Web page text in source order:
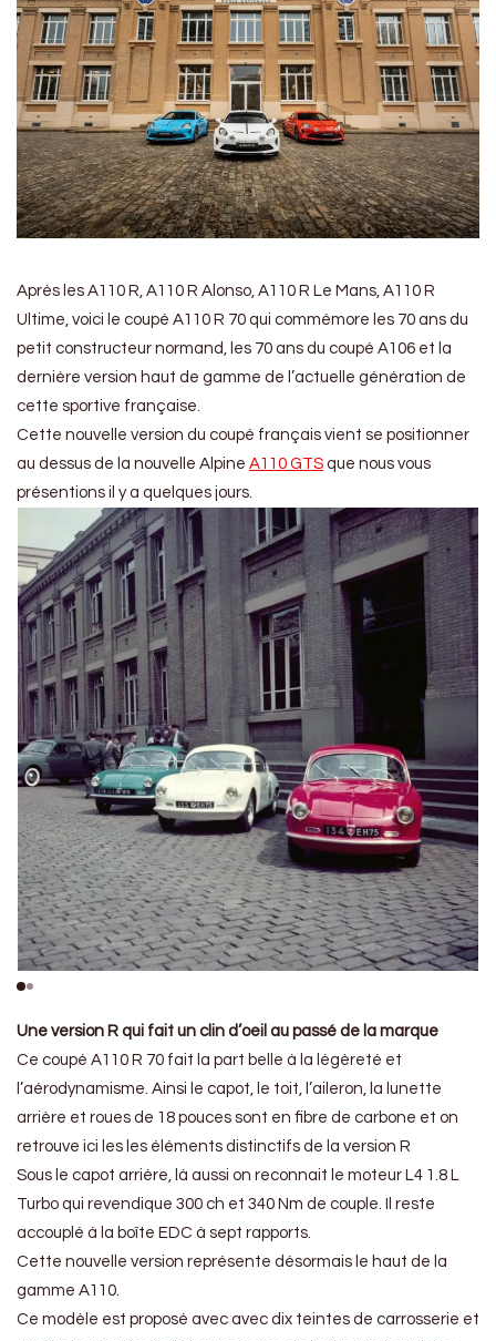
Après les A110 R, A110 R Alonso, A110 R Le Mans, A110 R
Ultime, voici le coupé A110 R 70 qui commémore les 70 ans du
petit constructeur normand, les 70 ans du coupé A106 et la
dernière version haut de gamme de l’actuelle génération de
cette sportive française.
Cette nouvelle version du coupé français vient se positionner
au dessus de la nouvelle Alpine A110 GTS que nous vous
présentions il y a quelques jours.
Une version R qui fait un clin d’oeil au passé de la marque
Ce coupé A110 R 70 fait la part belle à la légèreté et
l’aérodynamisme. Ainsi le capot, le toit, l’aileron, la lunette
arrière et roues de 18 pouces sont en fibre de carbone et on
retrouve ici les les éléments distinctifs de la version R
Sous le capot arrière, là aussi on reconnait le moteur L4 1.8 L
Turbo qui revendique 300 ch et 340 Nm de couple. Il reste
accouplé à la boîte EDC à sept rapports.
Cette nouvelle version représente désormais le haut de la
gamme A110.
Ce modèle est proposé avec avec dix teintes de carrosserie et